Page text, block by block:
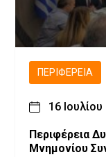
ΠΕΡΙΦΈΡΕΙΑ
16
Περιφέρεια
Μνημονίου